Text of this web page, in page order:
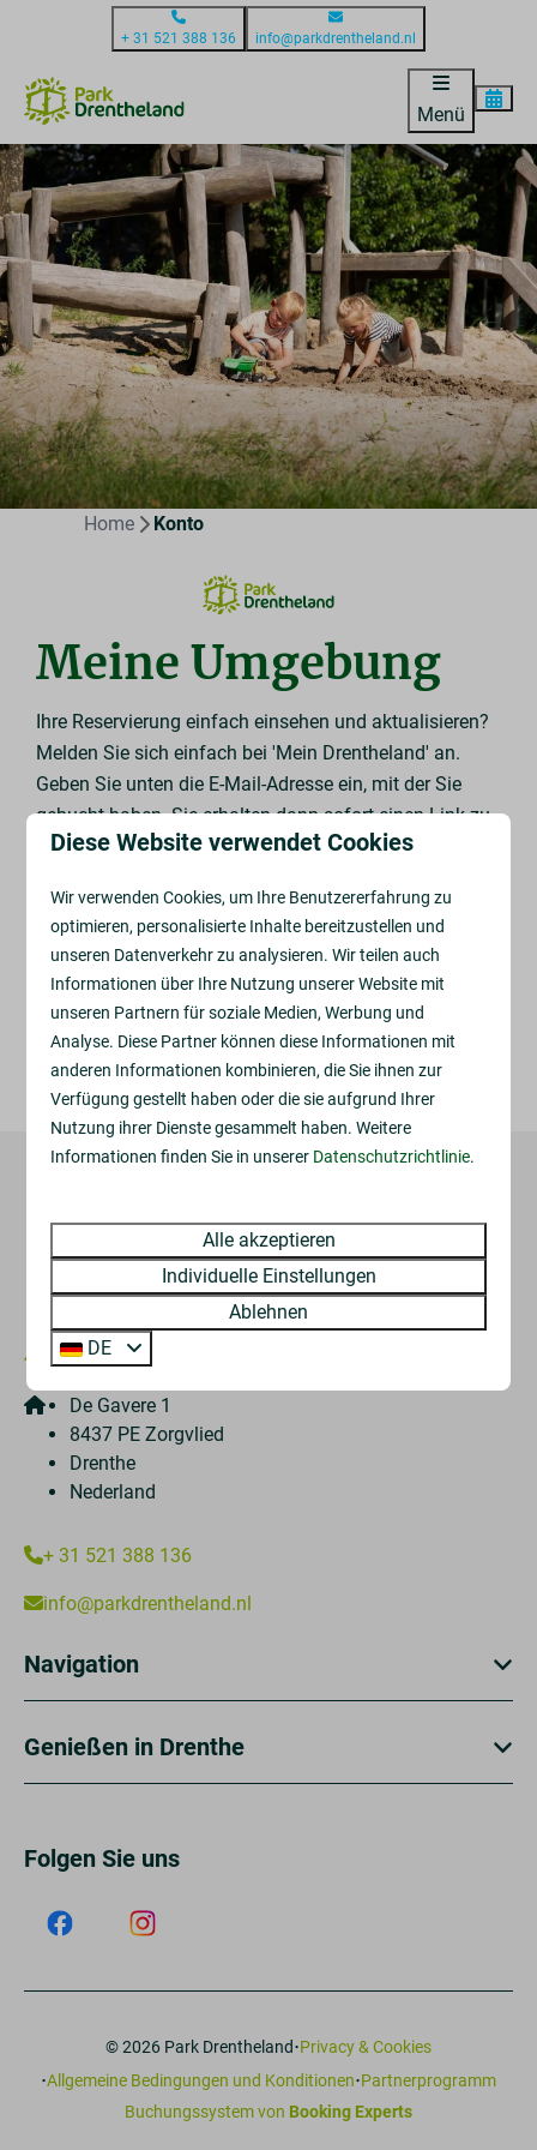
+ 31 521 388 136 info@parkdrentheland.nl
Menü
Home Konto
Meine Umgebung
Ihre Reservierung einfach einsehen und aktualisieren?
Melden Sie sich einfach bei 'Mein Drentheland' an.
Geben Sie unten die E-Mail-Adresse ein, mit der Sie
gebucht haben. Sie erhalten dann sofort einen Link zu
Ihrer persönlichen Online-Umgebung.
Email
Zugangslink erhalten
De Gavere 1
8437 PE Zorgvlied
Drenthe
Nederland
+ 31 521 388 136
info@parkdrentheland.nl
Navigation
Genießen in Drenthe
Folgen Sie uns
© 2026 Park Drentheland·Privacy & Cookies
·Allgemeine Bedingungen und Konditionen·Partnerprogramm
Buchungssystem von Booking Experts
Diese Website verwendet Cookies
Wir verwenden Cookies, um Ihre Benutzererfahrung zu
optimieren, personalisierte Inhalte bereitzustellen und
unseren Datenverkehr zu analysieren. Wir teilen auch
Informationen über Ihre Nutzung unserer Website mit
unseren Partnern für soziale Medien, Werbung und
Analyse. Diese Partner können diese Informationen mit
anderen Informationen kombinieren, die Sie ihnen zur
Verfügung gestellt haben oder die sie aufgrund Ihrer
Nutzung ihrer Dienste gesammelt haben. Weitere
Informationen finden Sie in unserer Datenschutzrichtlinie.
Alle akzeptieren
Individuelle Einstellungen
Ablehnen
DE